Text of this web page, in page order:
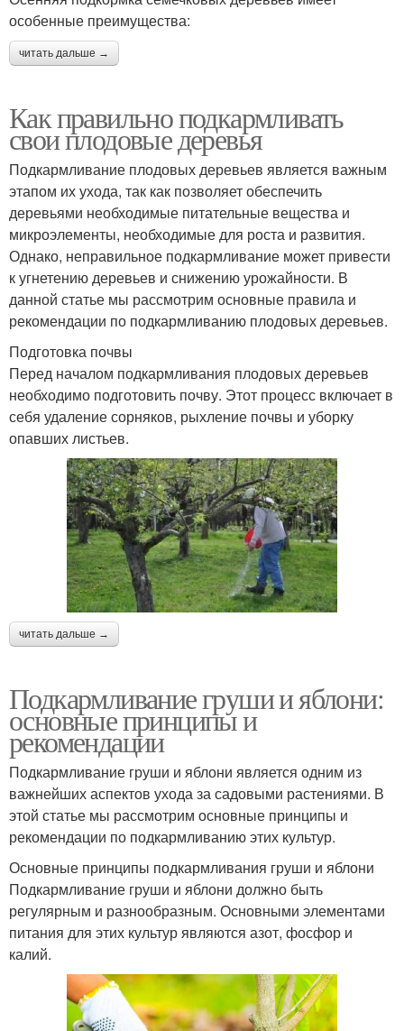
особенные преимущества:
читать дальше →
Как правильно подкармливать
свои плодовые деревья
Подкармливание плодовых деревьев является важным
этапом их ухода, так как позволяет обеспечить
деревьями необходимые питательные вещества и
микроэлементы, необходимые для роста и развития.
Однако, неправильное подкармливание может привести
к угнетению деревьев и снижению урожайности. В
данной статье мы рассмотрим основные правила и
рекомендации по подкармливанию плодовых деревьев.
Подготовка почвы
Перед началом подкармливания плодовых деревьев
необходимо подготовить почву. Этот процесс включает в
себя удаление сорняков, рыхление почвы и уборку
опавших листьев.
читать дальше →
Подкармливание груши и яблони:
основные принципы и
рекомендации
Подкармливание груши и яблони является одним из
важнейших аспектов ухода за садовыми растениями. В
этой статье мы рассмотрим основные принципы и
рекомендации по подкармливанию этих культур.
Основные принципы подкармливания груши и яблони
Подкармливание груши и яблони должно быть
регулярным и разнообразным. Основными элементами
питания для этих культур являются азот, фосфор и
калий.